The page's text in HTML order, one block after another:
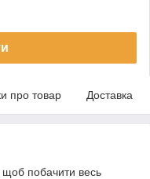
про товар Доставка
щоб побачити весь